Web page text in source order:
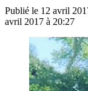
Publié le 12 avril
avril 2017 à 20:27